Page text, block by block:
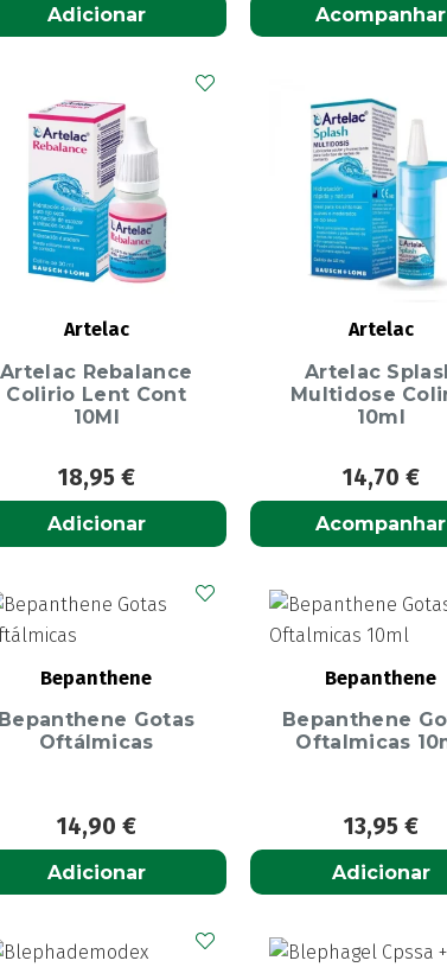
Adicionar Acompanhar
Artelac
Artelac Rebalance
Colirio Lent Cont
10Ml
18,95 €
Adicionar
Artelac
Artelac
Multidose
10ml
14,70 €
Acompanhar
Bepanthene
Gotas
Oftálmicas
14,90 €
Adicionar
Bepanthene
Bepanthene
Oftalmicas
13,95 €
Adicionar